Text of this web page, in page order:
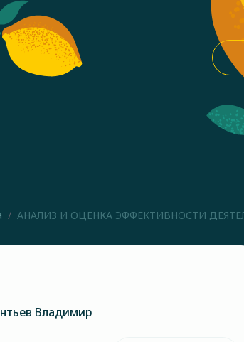
АНАЛИЗ И ОЦЕНКА ЭФФЕКТИВНОСТИ
Владимир